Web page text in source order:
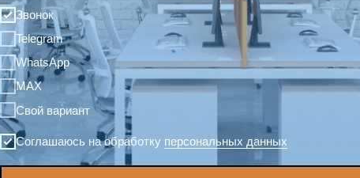
Звонок
Telegram
WhatsApp
MAX
Свой вариант
Соглашаюсь на обработку персональных данных